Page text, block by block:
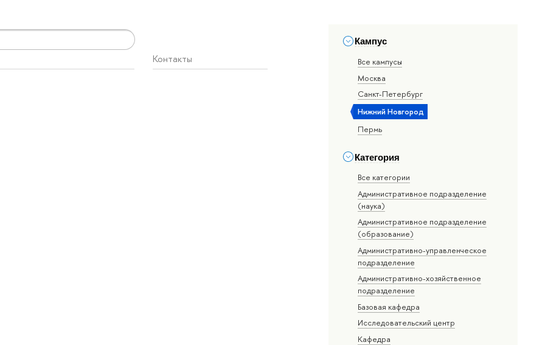
Кампус
Все кампусы
Москва
Санкт-Петербург
Нижний Новгород
Пермь
Категория
Все категории
Административное подразделение
(наука)
Административное подразделение
(образование)
Административно-управленческое
подразделение
Административно-хозяйственное
подразделение
Базовая кафедра
Исследовательский центр
Кафедра
Контакты